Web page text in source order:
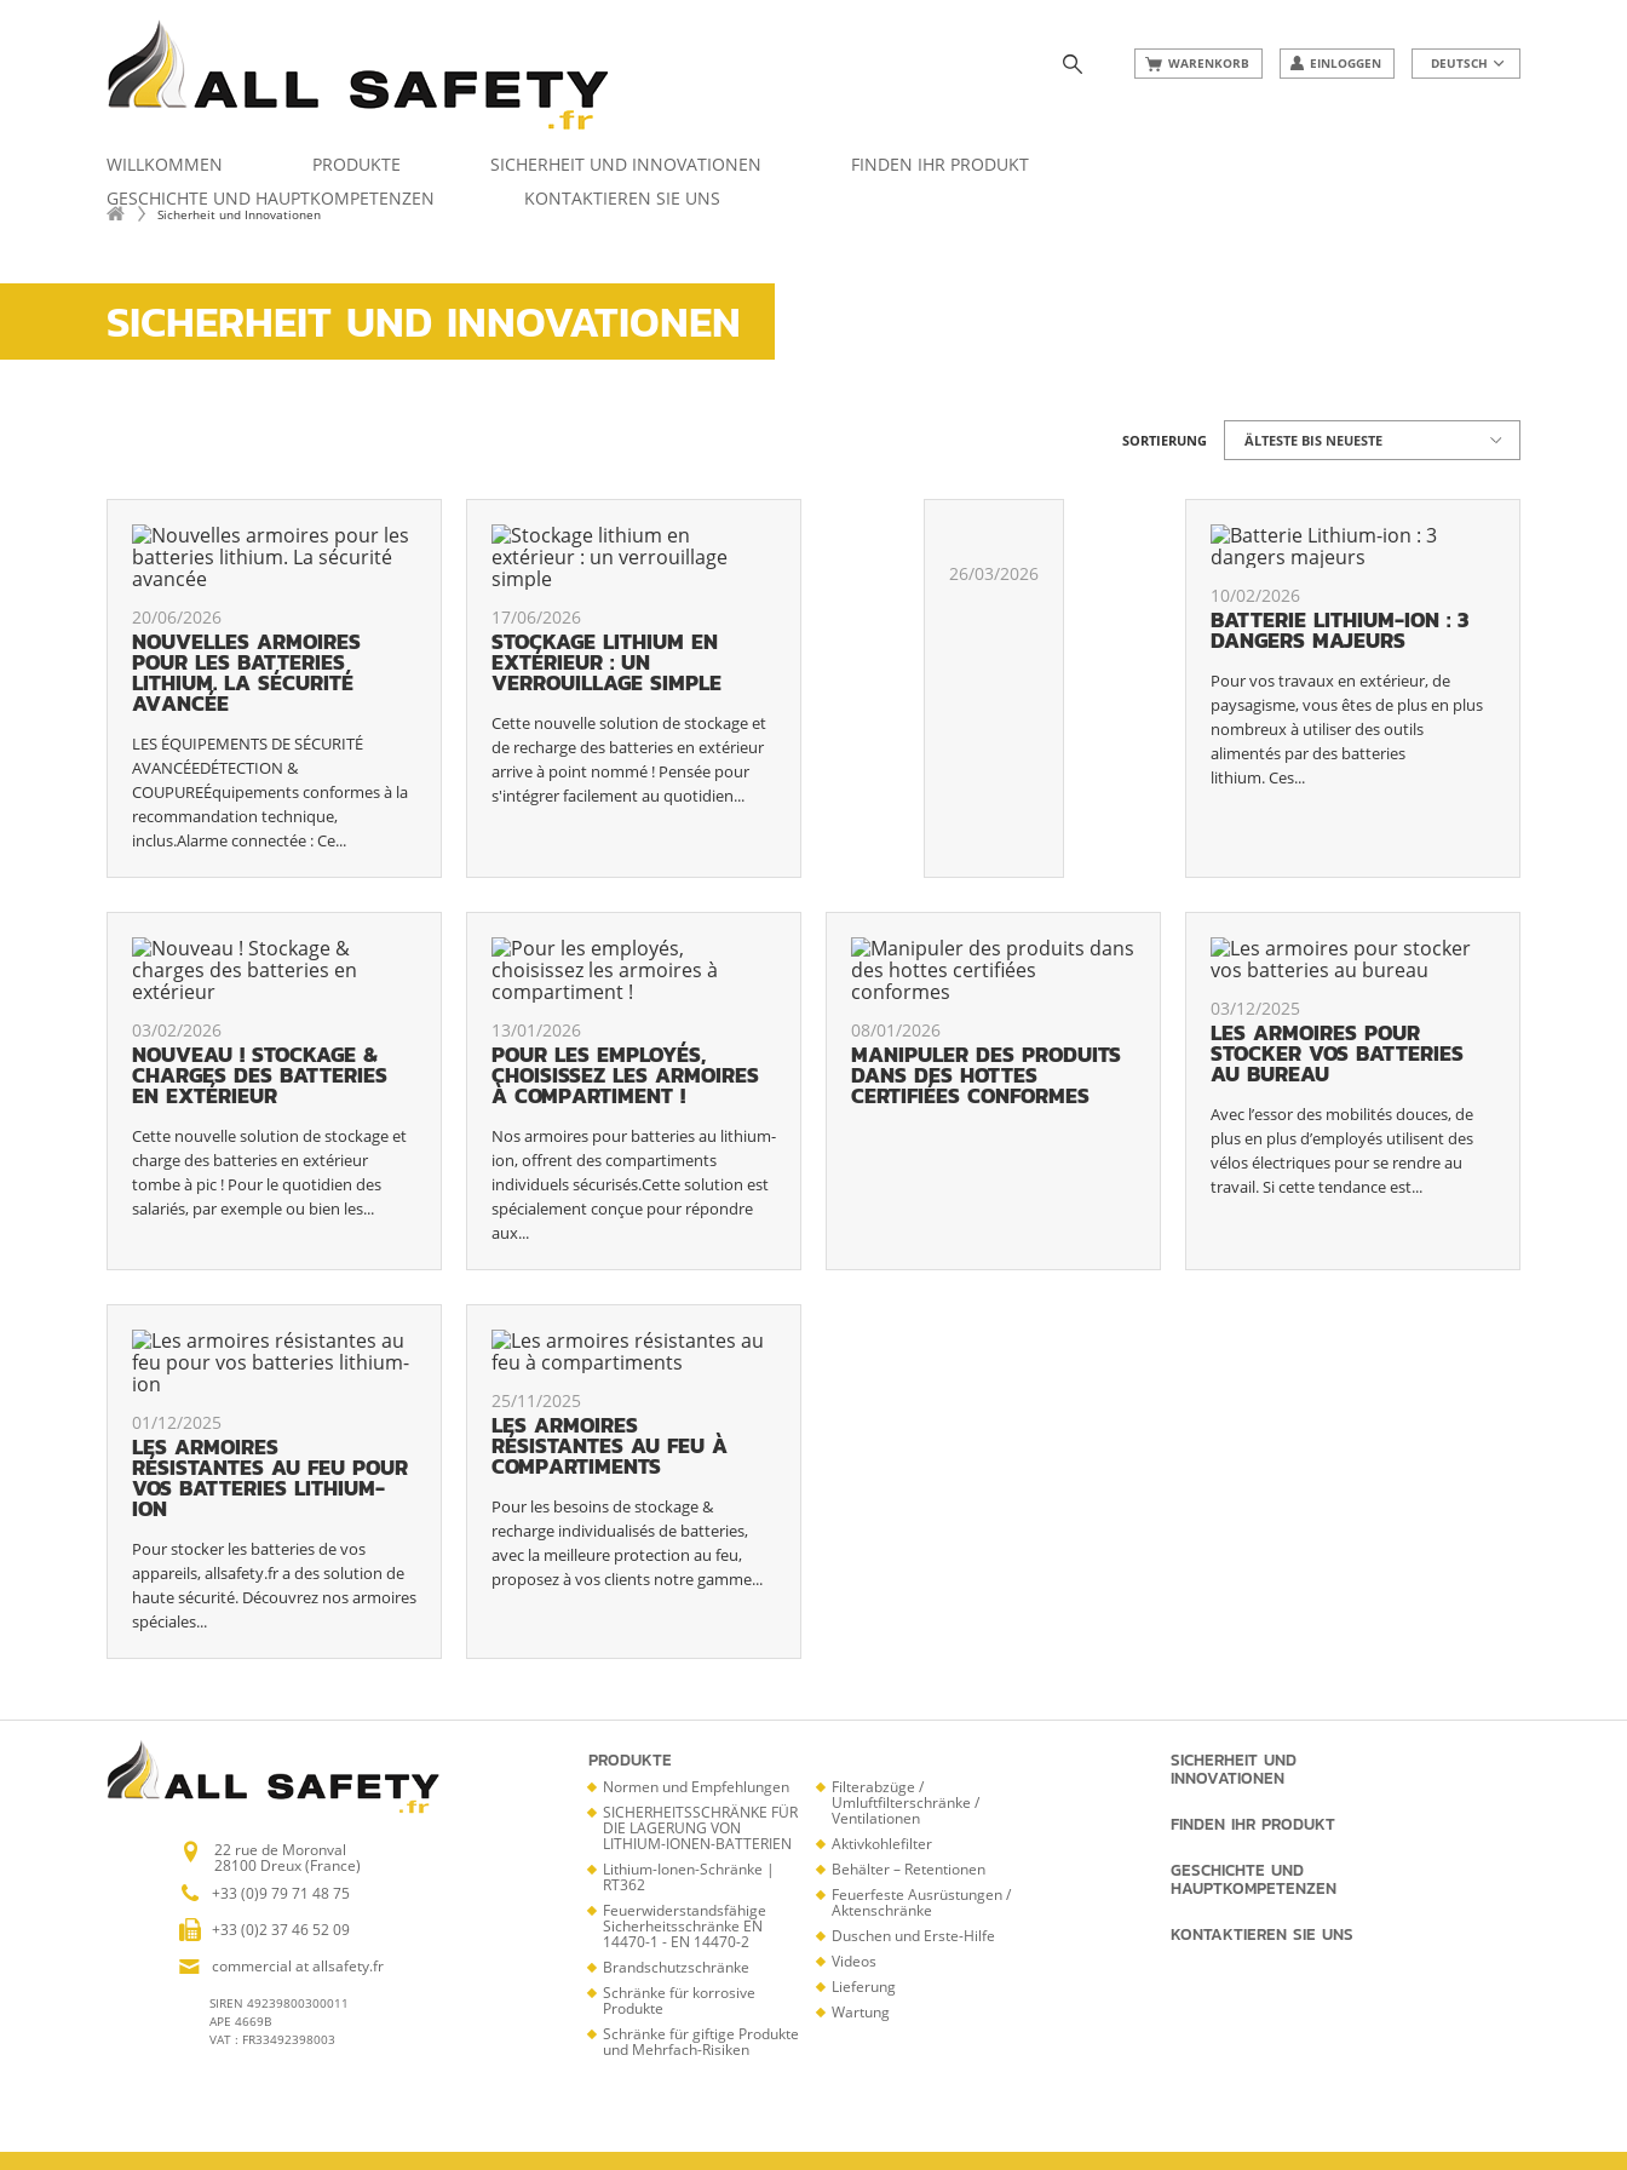
WARENKORB EINLOGGEN DEUTSCH
WILLKOMMEN PRODUKTE SICHERHEIT UND INNOVATIONEN
FINDEN IHR PRODUKT
GESCHICHTE UND HAUPTKOMPETENZEN
KONTAKTIEREN SIE UNS
Sicherheit und Innovationen
SICHERHEIT UND INNOVATIONEN
SORTIERUNG ÄLTESTE BIS NEUESTE
20/06/2026
NOUVELLES ARMOIRES
POUR LES BATTERIES
LITHIUM. LA SÉCURITÉ
AVANCÉE
LES ÉQUIPEMENTS DE SÉCURITÉ
AVANCÉEDÉTECTION &
COUPUREÉquipements conformes à la
recommandation technique,
inclus.Alarme connectée : Ce...
17/06/2026
STOCKAGE LITHIUM EN
EXTÉRIEUR : UN
VERROUILLAGE SIMPLE
Cette nouvelle solution de stockage et
de recharge des batteries en extérieur
arrive à point nommé ! Pensée pour
s'intégrer facilement au quotidien...
26/03/2026
10/02/2026
BATTERIE LITHIUM-ION : 3
DANGERS MAJEURS
Pour vos travaux en extérieur, de
paysagisme, vous êtes de plus en plus
nombreux à utiliser des outils
alimentés par des batteries
lithium. Ces...
03/02/2026
NOUVEAU ! STOCKAGE &
CHARGES DES BATTERIES
EN EXTÉRIEUR
Cette nouvelle solution de stockage et
charge des batteries en extérieur
tombe à pic ! Pour le quotidien des
salariés, par exemple ou bien les...
13/01/2026
POUR LES EMPLOYÉS,
CHOISISSEZ LES ARMOIRES
À COMPARTIMENT !
Nos armoires pour batteries au lithium-
ion, offrent des compartiments
individuels sécurisés.Cette solution est
spécialement conçue pour répondre
aux...
08/01/2026
MANIPULER DES PRODUITS
DANS DES HOTTES
CERTIFIÉES CONFORMES
03/12/2025
LES ARMOIRES POUR
STOCKER VOS BATTERIES
AU BUREAU
Avec l’essor des mobilités douces, de
plus en plus d’employés utilisent des
vélos électriques pour se rendre au
travail. Si cette tendance est...
01/12/2025
LES ARMOIRES
RÉSISTANTES AU FEU POUR
VOS BATTERIES LITHIUM-
ION
Pour stocker les batteries de vos
appareils, allsafety.fr a des solution de
haute sécurité. Découvrez nos armoires
spéciales...
25/11/2025
LES ARMOIRES
RÉSISTANTES AU FEU À
COMPARTIMENTS
Pour les besoins de stockage &
recharge individualisés de batteries,
avec la meilleure protection au feu,
proposez à vos clients notre gamme...
PRODUKTE
Normen und Empfehlungen
SICHERHEITSSCHRÄNKE FÜR
DIE LAGERUNG VON
LITHIUM-IONEN-BATTERIEN
Lithium-Ionen-Schränke |
RT362
Feuerwiderstandsfähige
Sicherheitsschränke EN
14470-1 - EN 14470-2
Brandschutzschränke
Schränke für korrosive
Produkte
Schränke für giftige Produkte
und Mehrfach-Risiken
Filterabzüge /
Umluftfilterschränke /
Ventilationen
Aktivkohlefilter
Behälter – Retentionen
Feuerfeste Ausrüstungen /
Aktenschränke
Duschen und Erste-Hilfe
Videos
Lieferung
Wartung
SICHERHEIT UND
INNOVATIONEN
FINDEN IHR PRODUKT
GESCHICHTE UND
HAUPTKOMPETENZEN
KONTAKTIEREN SIE UNS
22 rue de Moronval
28100 Dreux (France)
+33 (0)9 79 71 48 75
+33 (0)2 37 46 52 09
commercial at allsafety.fr
SIREN 49239800300011
APE 4669B
VAT : FR33492398003